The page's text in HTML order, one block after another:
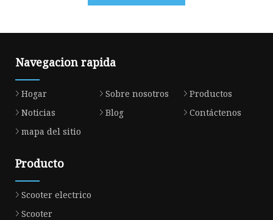
Navegacion rapida
Hogar Sobre nosotros
Productos
Noticias
Blog
Contáctenos
mapa del sitio
Producto
Scooter electrico
Scooter